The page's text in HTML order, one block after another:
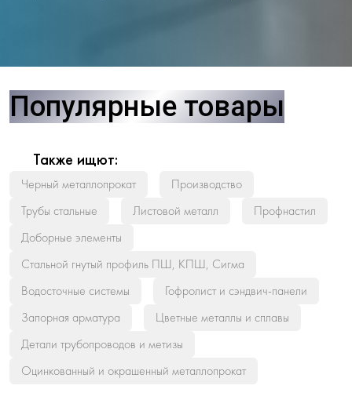
Популярные товары
Также ищют:
Черный металлопрокат
Производство
Трубы стальные
Листовой металл
Профнастил
Доборные элементы
Стальной гнутый профиль ПШ, КПШ, Сигма
Водосточные системы
Гофролист и сэндвич-панели
Запорная арматура
Цветные металлы и сплавы
Детали трубопроводов и метизы
Оцинкованный и окрашенный металлопрокат